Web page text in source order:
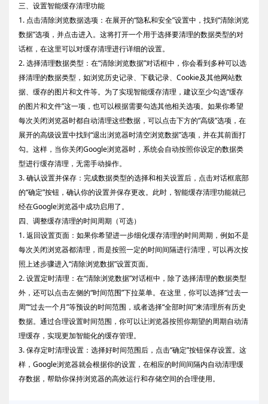
三、设置智能缓存清理功能
1. 点击清除浏览数据选项：在展开的“隐私和安全”设置中，找到“清除浏览
数据”选项，并点击进入。这将打开一个用于选择要清理的数据类型的对
话框，在这里可以对缓存清理进行详细的设置。
2. 选择清理数据类型：在“清除浏览数据”对话框中，你会看到多种可以选
择清理的数据类型，如浏览历史记录、下载记录、Cookie及其他网站数
据、缓存的图片和文件等。为了实现智能缓存清理，建议至少勾选“缓存
的图片和文件”这一项，也可以根据需要勾选其他相关选项。如果你希望
每次关闭浏览器时都自动清理这些数据，可以点击下方的“高级”选项，在
展开的高级设置中找到“退出浏览器时清空浏览数据”选项，并在其前面打
勾。这样，当你关闭Google浏览器时，系统会自动按照你设定的数据类
型进行缓存清理，无需手动操作。
3. 确认设置并保存：完成数据类型的选择和相关设置后，点击对话框底部
的“确定”按钮，确认你的设置并保存更改。此时，智能缓存清理功能就已
经在Google浏览器中成功启用了。
四、调整缓存清理的时间周期（可选）
1. 返回设置页面：如果你希望进一步细化缓存清理的时间周期，例如不是
每次关闭浏览器都清理，而是按照一定的时间间隔进行清理，可以再次按
照上述步骤进入“清除浏览数据”设置页面。
2. 设置定时清理：在“清除浏览数据”对话框中，除了选择清理的数据类型
外，还可以点击左侧的“时间范围”下拉菜单。在这里，你可以选择“过去一
周”“过去一个月”等预设的时间范围，或者选择“全部时间”来清理所有历史
数据。通过合理设置时间范围，你可以让浏览器按照你期望的周期自动清
理缓存，实现更加智能化的缓存管理。
3. 保存定时清理设置：选择好时间范围后，点击“确定”按钮保存设置。这
样，Google浏览器就会根据你的设置，在相应的时间间隔内自动清理缓
存数据，帮助你保持浏览器的高效运行和存储空间的合理使用。